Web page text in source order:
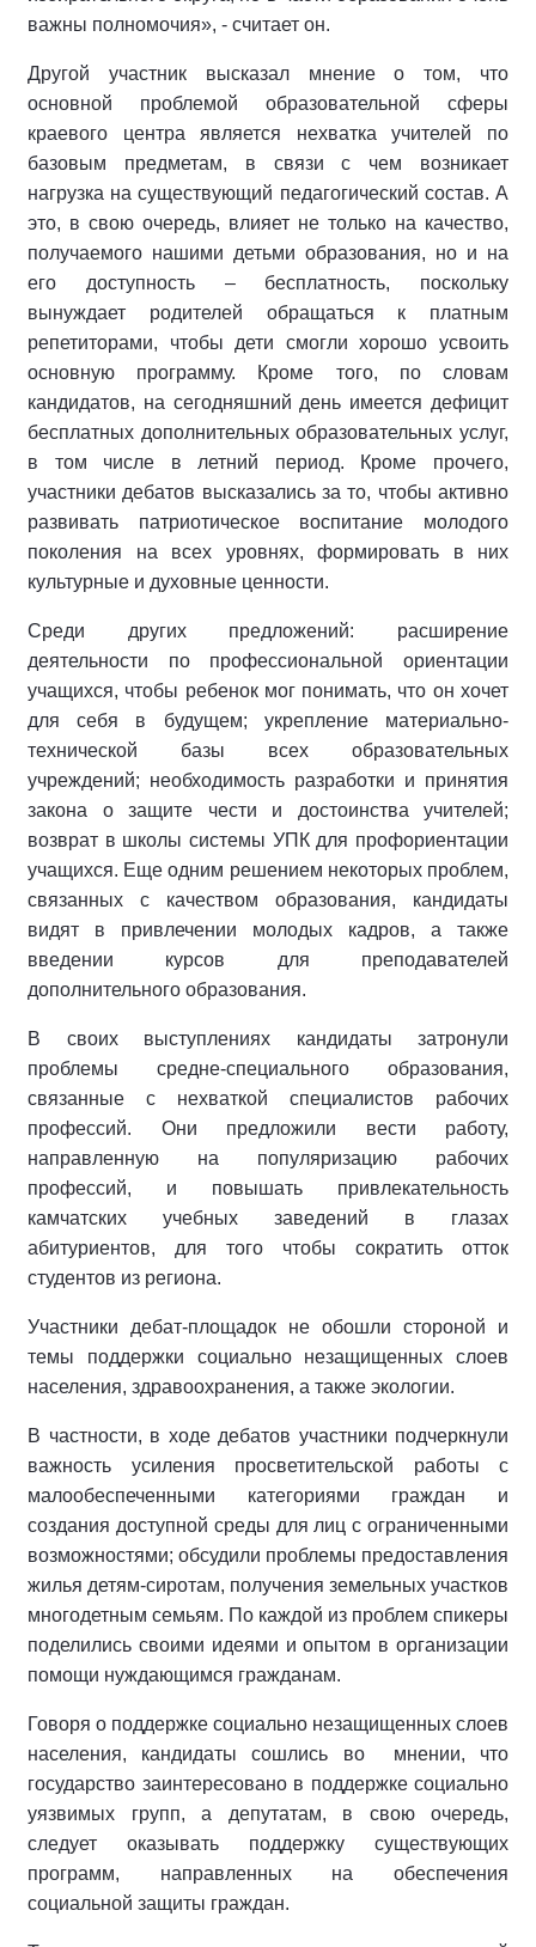
важны полномочия», - считает он.
Другой участник высказал мнение о том, что
основной проблемой образовательной сферы
краевого центра является нехватка учителей по
базовым предметам, в связи с чем возникает
нагрузка на существующий педагогический состав. А
это, в свою очередь, влияет не только на качество,
получаемого нашими детьми образования, но и на
его доступность – бесплатность, поскольку
вынуждает родителей обращаться к платным
репетиторами, чтобы дети смогли хорошо усвоить
основную программу. Кроме того, по словам
кандидатов, на сегодняшний день имеется дефицит
бесплатных дополнительных образовательных услуг,
в том числе в летний период. Кроме прочего,
участники дебатов высказались за то, чтобы активно
развивать патриотическое воспитание молодого
поколения на всех уровнях, формировать в них
культурные и духовные ценности.
Среди других предложений: расширение
деятельности по профессиональной ориентации
учащихся, чтобы ребенок мог понимать, что он хочет
для себя в будущем; укрепление материально-
технической базы всех образовательных
учреждений; необходимость разработки и принятия
закона о защите чести и достоинства учителей;
возврат в школы системы УПК для профориентации
учащихся. Еще одним решением некоторых проблем,
связанных с качеством образования, кандидаты
видят в привлечении молодых кадров, а также
введении курсов для преподавателей
дополнительного образования.
В своих выступлениях кандидаты затронули
проблемы средне-специального образования,
связанные с нехваткой специалистов рабочих
профессий. Они предложили вести работу,
направленную на популяризацию рабочих
профессий, и повышать привлекательность
камчатских учебных заведений в глазах
абитуриентов, для того чтобы сократить отток
студентов из региона.
Участники дебат-площадок не обошли стороной и
темы поддержки социально незащищенных слоев
населения, здравоохранения, а также экологии.
В частности, в ходе дебатов участники подчеркнули
важность усиления просветительской работы с
малообеспеченными категориями граждан и
создания доступной среды для лиц с ограниченными
возможностями; обсудили проблемы предоставления
жилья детям-сиротам, получения земельных участков
многодетным семьям. По каждой из проблем спикеры
поделились своими идеями и опытом в организации
помощи нуждающимся гражданам.
Говоря о поддержке социально незащищенных слоев
населения, кандидаты сошлись во мнении, что
государство заинтересовано в поддержке социально
уязвимых групп, а депутатам, в свою очередь,
следует оказывать поддержку существующих
программ, направленных на обеспечения
социальной защиты граждан.